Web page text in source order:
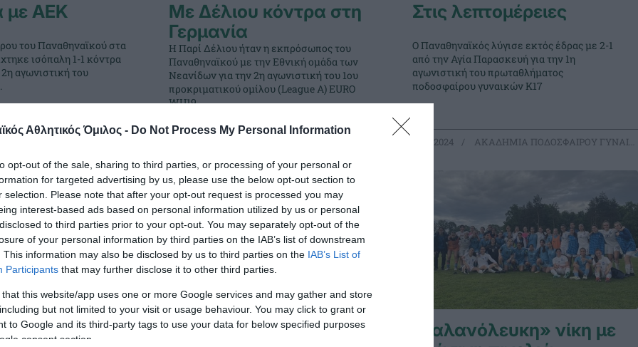
Αθλητικός Όμιλος - Do Not Process My Personal Information
opt-out of the sale, sharing to third parties, or processing of your personal or
for targeted advertising by us, please use the below opt-out section to
selection. Please note that after your opt-out request is processed you may
interest-based ads based on personal information utilized by us or personal
to third parties prior to your opt-out. You may separately opt-out of the
of your personal information by third parties on the IAB’s list of downstream
This information may also be disclosed by us to third parties on the IAB’s List of
Participants that may further disclose it to other third parties.
that this website/app uses one or more Google services and may gather and store
but not limited to your visit or usage behaviour. You may click to grant or
to Google and its third-party tags to use your data for below specified purposes
consent section.
με ΑΕΚ
του Παναθηναϊκού στα
ισόπαλη 1-1 κόντρα
αγωνιστική του
Με Δέλιου κόντρα στη
Γερμανία
Η Παρί Δέλιου ήταν η εκπρόσωπος του
Παναθηναϊκού με την Εθνική ομάδα των
Νεανίδων για την 2η αγωνιστική του 1ου
προκριματικού ομίλου (League A) EURO
WU19.
Στις λεπτομέρειες
Ο Παναθηναϊκός λύγισε εκτός έδρας με 2-1
από την Αγία Παρασκευή για την 1η
αγωνιστική του πρωταθλήματος
ποδοσφαίρου γυναικών Κ17
09.11.2024 ΑΚΑΔΗΜΙΑ ΠΟΔΟΣΦΑΙΡΟΥ ΓΥΝΑΙΚΩΝ
συμμετοχή
Ξεκίνησαν οι εγγραφές
«Γαλανόλευκη» νίκη με